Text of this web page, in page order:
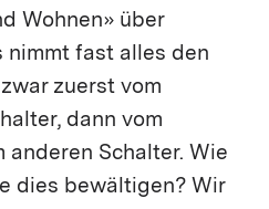
Wohnen» über
nimmt fast alles den
zuerst vom
dann vom
anderen Schalter. Wie
dies bewältigen? Wir